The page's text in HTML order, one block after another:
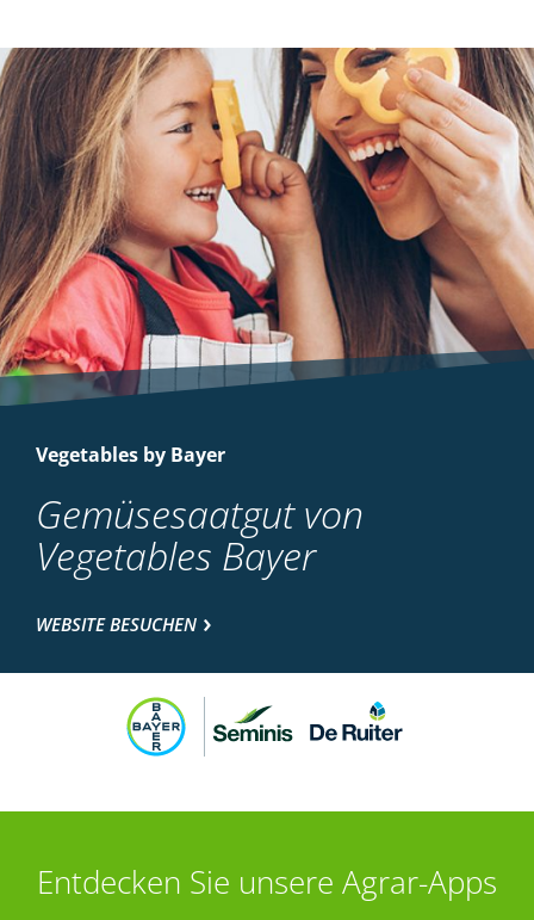
Vegetables by Bayer
Gemüsesaatgut von
Vegetables Bayer
WEBSITE BESUCHEN
Entdecken Sie unsere Agrar-Apps